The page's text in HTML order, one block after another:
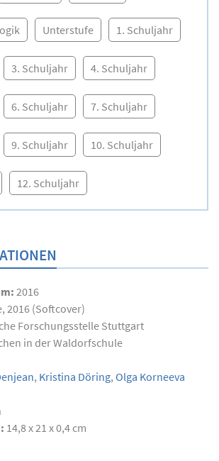
Unterstufe 1. Schuljahr
3. Schuljahr 4. Schuljahr
6. Schuljahr 7. Schuljahr
9. Schuljahr 10. Schuljahr
12. Schuljahr
2016
2016 (Softcover)
Forschungsstelle Stuttgart
in der Waldorfschule
, Kristina Döring, Olga Korneeva
14,8 x 21 x 0,4 cm